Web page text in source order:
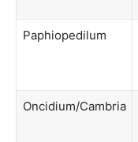
Paphiopedilum
Oncidium/Cambria